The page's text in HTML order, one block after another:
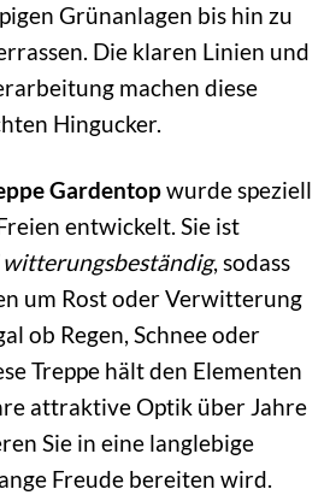
Grünanlagen bis hin zu
Die klaren Linien und
machen diese
Hingucker.
Gardentopwurde speziell
entwickelt. Sie ist
, sodass
um Rost oder Verwitterung
ob Regen, Schnee oder
Treppe hält den Elementen
attraktive Optik über Jahre
Sie in eine langlebige
Freude bereiten wird.